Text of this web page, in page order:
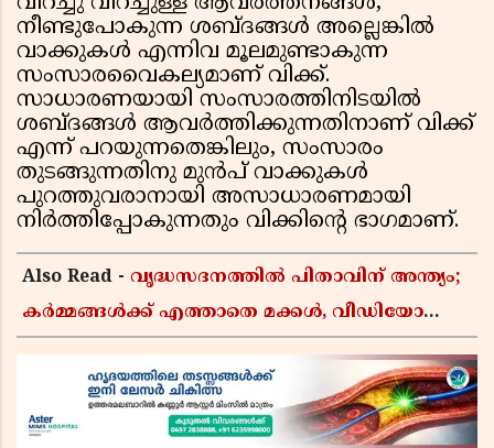
നീണ്ടുപോകുന്ന ശബ്ദങ്ങൾ അല്ലെങ്കിൽ
വാക്കുകൾ എന്നിവ മൂലമുണ്ടാകുന്ന
സംസാരവൈകല്യമാണ് വിക്ക്.
സാധാരണയായി സംസാരത്തിനിടയിൽ
ശബ്ദങ്ങൾ ആവർത്തിക്കുന്നതിനാണ് വിക്ക്
എന്ന് പറയുന്നതെങ്കിലും, സംസാരം
തുടങ്ങുന്നതിനു മുൻപ് വാക്കുകൾ
പുറത്തുവരാനായി അസാധാരണമായി
നിർത്തിപ്പോകുന്നതും വിക്കിന്റെ ഭാഗമാണ്.
Also Read - വൃദ്ധസദനത്തിൽ പിതാവിന് അന്ത്യം;
കർമ്മങ്ങൾക്ക് എത്താതെ മക്കൾ, വീഡിയോ